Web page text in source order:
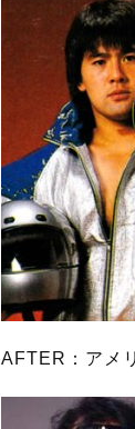
AFTER：アメ